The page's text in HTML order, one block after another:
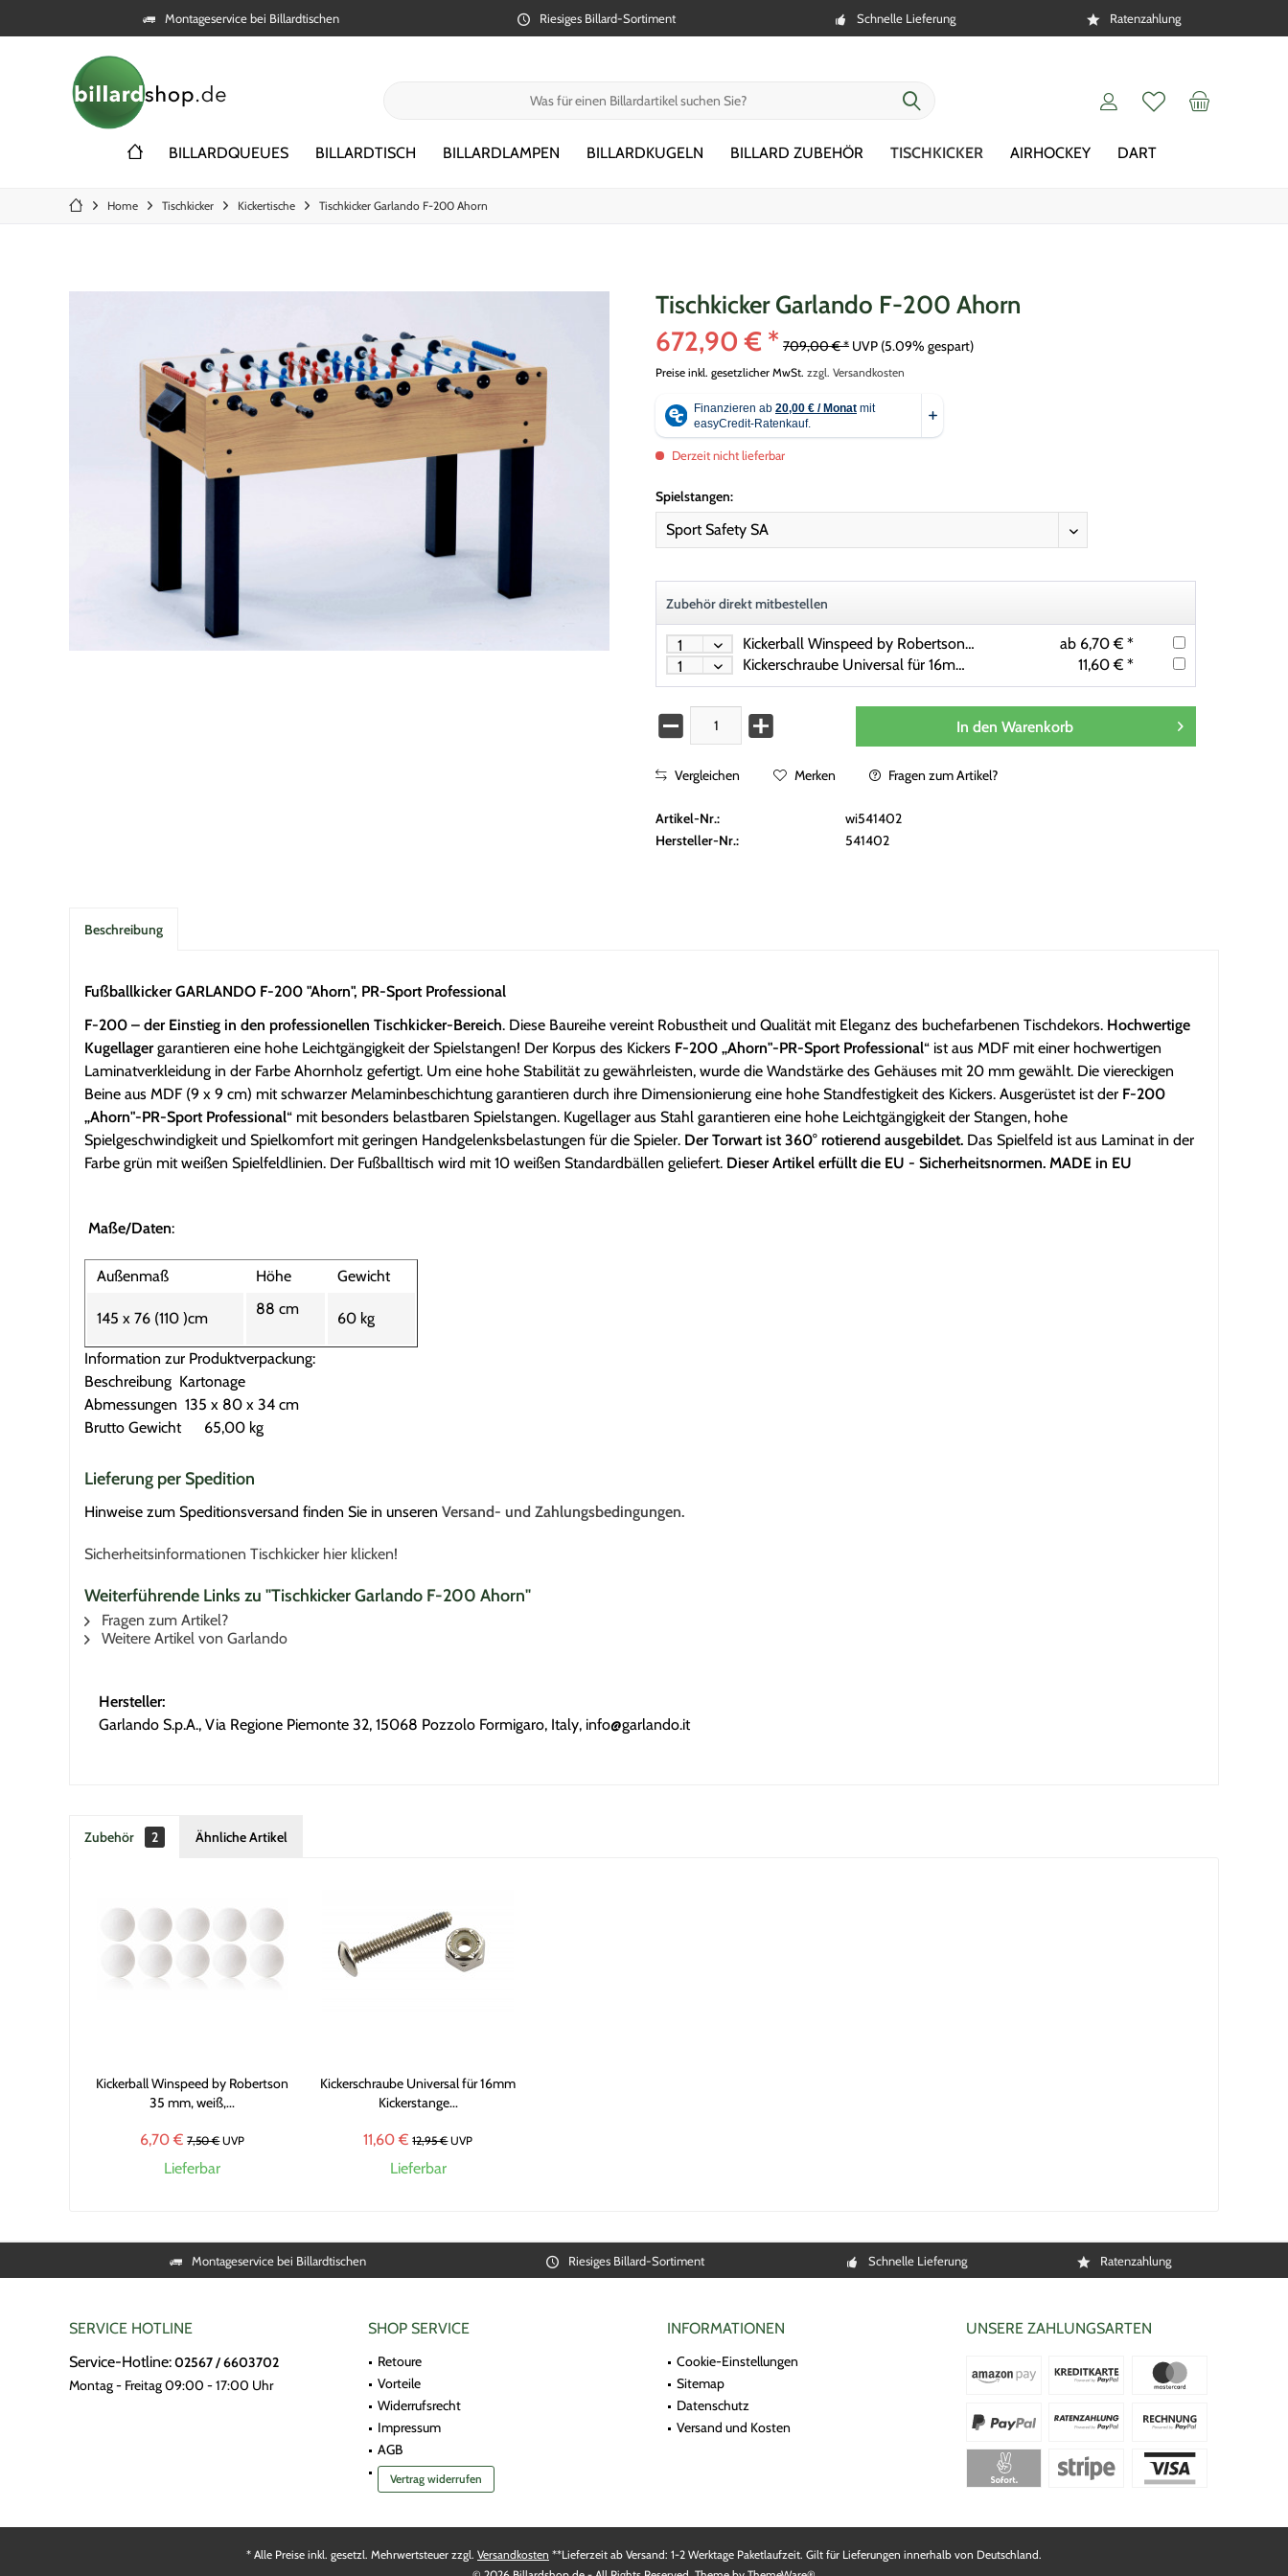
Montageservice bei Billardtischen Riesiges Billard-Sortiment Schnelle Lieferung Ratenzahlung
BILLARDQUEUES BILLARDTISCH BILLARDLAMPEN BILLARDKUGELN BILLARD ZUBEHÖR TISCHKICKER AIRHOCKEY DART
Home Tischkicker Kickertische Tischkicker Garlando F-200 Ahorn
Tischkicker Garlando F-200 Ahorn
672,90 € * 709,00 € * UVP (5.09% gespart)
Preise inkl. gesetzlicher MwSt. zzgl. Versandkosten
Derzeit nicht lieferbar
Spielstangen:
Zubehör direkt mitbestellen
Kickerball Winspeed by Robertson 35 mm, weiß, Set mit 10 St.
ab 6,70 € *
Kickerschraube Universal für 16mm Kickerstange (22 St., inkl. Muttern)
11,60 € *
In den Warenkorb
Vergleichen Merken Fragen zum Artikel?
Artikel-Nr.:
wi541402
Hersteller-Nr.:
541402
Beschreibung
Fußballkicker GARLANDO F-200 "Ahorn", PR-Sport Professional
F-200 – der Einstieg in den professionellen Tischkicker-Bereich. Diese Baureihe vereint Robustheit und Qualität mit Eleganz des buchefarbenen Tischdekors. Hochwertige
Kugellagergarantieren eine hohe Leichtgängigkeit der Spielstangen! Der Korpus des Kickers F-200 „Ahorn"-PR-Sport Professional“ ist aus MDF mit einer hochwertigen
Laminatverkleidung in der Farbe Ahornholz gefertigt. Um eine hohe Stabilität zu gewährleisten, wurde die Wandstärke des Gehäuses mit 20 mm gewählt. Die viereckigen
Beine aus MDF (9 x 9 cm) mit schwarzer Melaminbeschichtung garantieren durch ihre Dimensionierung eine hohe Standfestigkeit des Kickers. Ausgerüstet ist der F-200
„Ahorn"-PR-Sport Professional“ mit besonders belastbaren Spielstangen. Kugellager aus Stahl garantieren eine hohe Leichtgängigkeit der Stangen, hohe
Spielgeschwindigkeit und Spielkomfort mit geringen Handgelenksbelastungen für die Spieler. Der Torwart ist 360° rotierend ausgebildet. Das Spielfeld ist aus Laminat in der
Farbe grün mit weißen Spielfeldlinien. Der Fußballtisch wird mit 10 weißen Standardbällen geliefert. Dieser Artikel erfüllt die EU - Sicherheitsnormen. MADE in EU
Maße/Daten:
Außenmaß Höhe Gewicht
145 x 76 (110 )cm
88 cm
60 kg
Information zur Produktverpackung:
Beschreibung Kartonage
Abmessungen 135 x 80 x 34 cm
Brutto Gewicht 65,00 kg
Lieferung per Spedition
Hinweise zum Speditionsversand finden Sie in unseren Versand- und Zahlungsbedingungen.
Sicherheitsinformationen Tischkicker hier klicken!
Weiterführende Links zu "Tischkicker Garlando F-200 Ahorn"
Fragen zum Artikel?
Weitere Artikel von Garlando
Hersteller:
Garlando S.p.A., Via Regione Piemonte 32, 15068 Pozzolo Formigaro, Italy, info@garlando.it
Zubehör 2 Ähnliche Artikel
Kickerball Winspeed by Robertson
35 mm, weiß,...
6,70 € 7,50 €UVP
Lieferbar
Kickerschraube Universal für 16mm
Kickerstange...
11,60 € 12,95 €UVP
Lieferbar
Montageservice bei Billardtischen Riesiges Billard-Sortiment Schnelle Lieferung Ratenzahlung
SERVICE HOTLINE
Service-Hotline:02567 / 6603702
Montag - Freitag 09:00 - 17:00 Uhr
SHOP SERVICE
Retoure
Vorteile
Widerrufsrecht
Impressum
AGB
Vertrag widerrufen
INFORMATIONEN
Cookie-Einstellungen
Sitemap
Datenschutz
Versand und Kosten
UNSERE ZAHLUNGSARTEN
* Alle Preise inkl. gesetzl. Mehrwertsteuer zzgl. Versandkosten **Lieferzeit ab Versand: 1-2 Werktage Paketlaufzeit. Gilt für Lieferungen innerhalb von Deutschland.